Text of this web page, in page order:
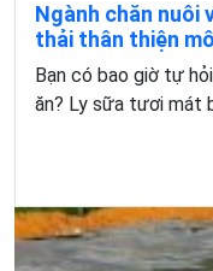
Ngành chăn nuôi
thải thân thiện
Bạn có bao giờ tự
ăn? Ly sữa tươi mát